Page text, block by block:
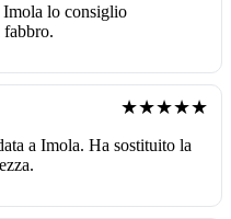
Imola lo consiglio
fabbro.
★★★★★
a Imola. Ha sostituito la